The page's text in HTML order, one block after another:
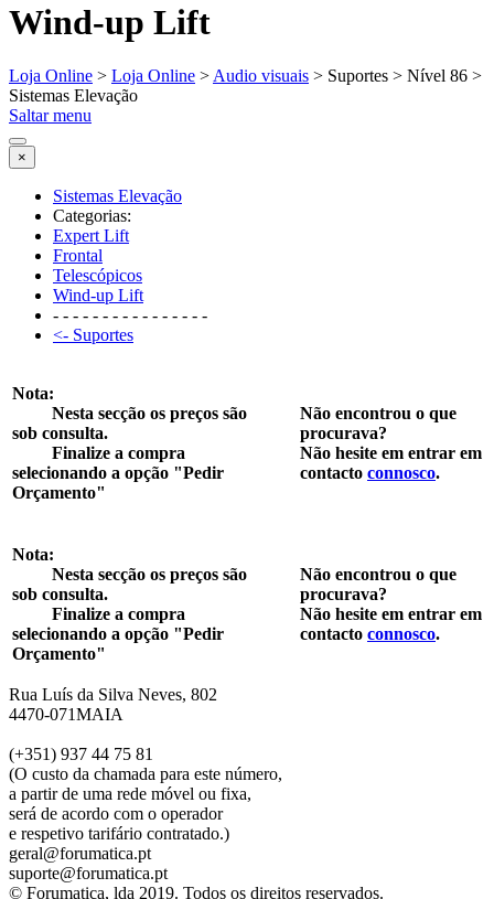
Wind-up Lift
Loja Online > Loja Online > Audio visuais > Suportes > Nível 86 >
Sistemas Elevação
Saltar menu
×
Sistemas Elevação
Categorias:
Expert Lift
Frontal
Telescópicos
Wind-up Lift
- - - - - - - - - - - - - - - -
<- Suportes
Nota:
Nesta secção os preços são
sob consulta.
Finalize a compra
selecionando a opção "Pedir
Orçamento"
Não encontrou o que
procurava?
Não hesite em entrar em
contacto connosco.
Nota:
Nesta secção os preços são
sob consulta.
Finalize a compra
selecionando a opção "Pedir
Orçamento"
Não encontrou o que
procurava?
Não hesite em entrar em
contacto connosco.
Rua Luís da Silva Neves, 802
4470-071MAIA
(+351) 937 44 75 81
(O custo da chamada para este número,
a partir de uma rede móvel ou fixa,
será de acordo com o operador
e respetivo tarifário contratado.)
geral@forumatica.pt
suporte@forumatica.pt
© Forumatica, lda 2019. Todos os direitos reservados.